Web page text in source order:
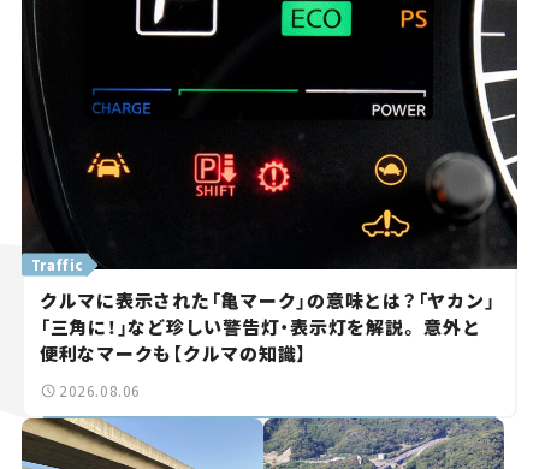
Traffic
クルマに表示された「亀マーク」の意味とは？「ヤカン」
「三角に！」など珍しい警告灯・表示灯を解説。 意外と
便利なマークも【クルマの知識】
2026.08.06